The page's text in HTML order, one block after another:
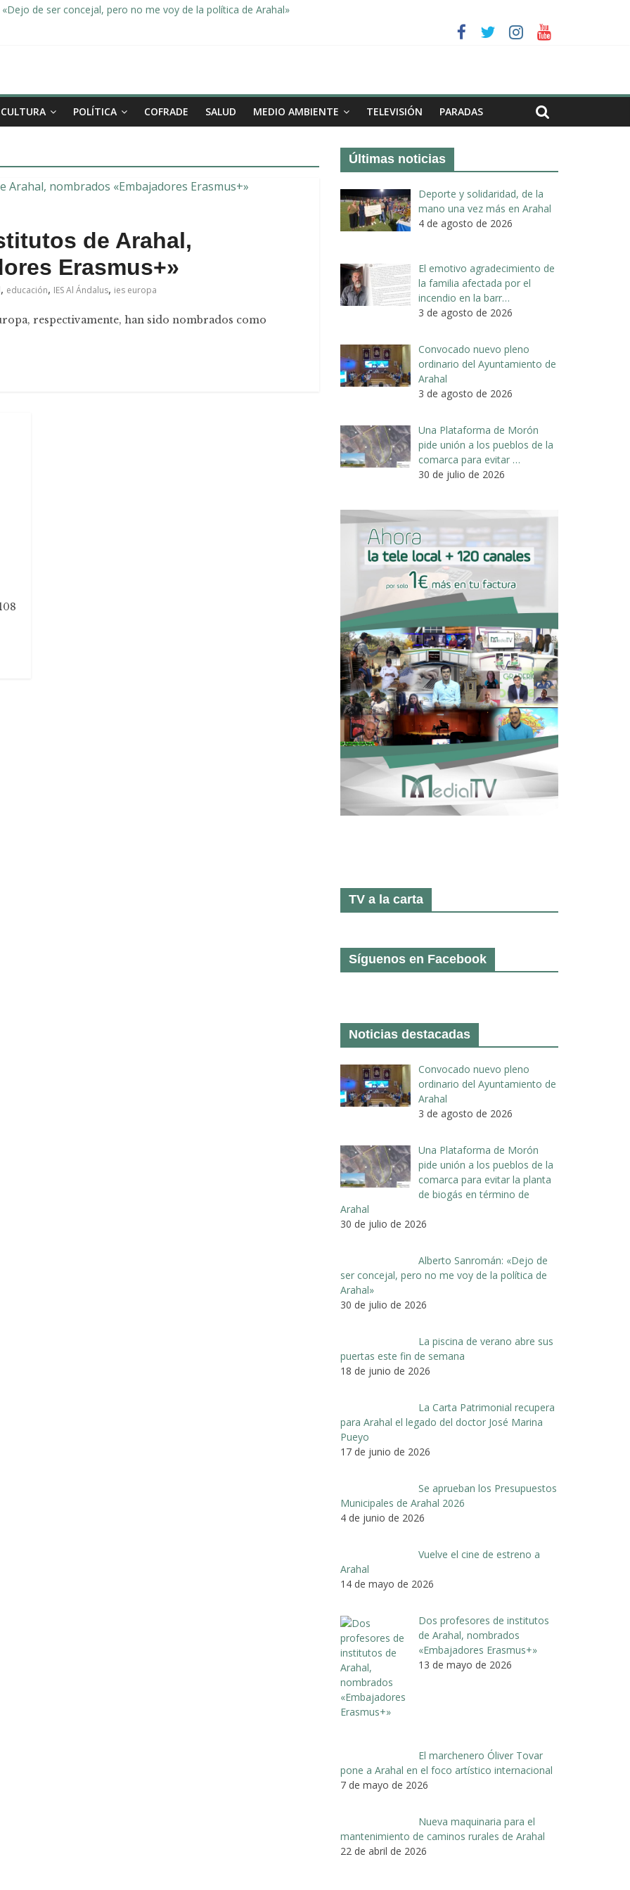
de ser concejal, pero no me voy de la política de Arahal»
CULTURA POLÍTICA COFRADE SALUD MEDIO AMBIENTE TELEVISIÓN PARADAS
de Arahal,
Erasmus+»
, educación, IES Al Ándalus, ies europa
respectivamente, han sido nombrados como
Últimas noticias
Deporte y solidaridad, de la
mano una vez más en Arahal
4 de agosto de 2026
El emotivo agradecimiento de
la familia afectada por el
incendio en la barr…
3 de agosto de 2026
Convocado nuevo pleno
ordinario del Ayuntamiento de
Arahal
3 de agosto de 2026
Una Plataforma de Morón
pide unión a los pueblos de la
comarca para evitar …
30 de julio de 2026
TV a la carta
Síguenos en Facebook
Noticias destacadas
Convocado nuevo pleno
ordinario del Ayuntamiento de
Arahal
3 de agosto de 2026
Una Plataforma de Morón
pide unión a los pueblos de la
comarca para evitar la planta
de biogás en término de
Arahal
30 de julio de 2026
Alberto Sanromán: «Dejo de
ser concejal, pero no me voy de la política de
Arahal»
30 de julio de 2026
La piscina de verano abre sus
puertas este fin de semana
18 de junio de 2026
La Carta Patrimonial recupera
para Arahal el legado del doctor José Marina
Pueyo
17 de junio de 2026
Se aprueban los Presupuestos
Municipales de Arahal 2026
4 de junio de 2026
Vuelve el cine de estreno a
Arahal
14 de mayo de 2026
Dos profesores de institutos
de Arahal, nombrados
«Embajadores Erasmus+»
13 de mayo de 2026
El marchenero Óliver Tovar
pone a Arahal en el foco artístico internacional
7 de mayo de 2026
Nueva maquinaria para el
mantenimiento de caminos rurales de Arahal
22 de abril de 2026